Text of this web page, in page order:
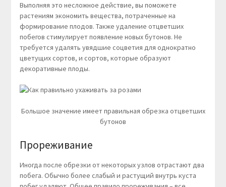
Выполняя это несложное действие, вы поможете
растениям экономить вещества, потраченные на
формирование плодов. Также удаление отцветших
побегов стимулирует появление новых бутонов. Не
требуется удалять увядшие соцветия для однократно
цветущих сортов, и сортов, которые образуют
декоративные плоды.
Большое значение имеет правильная обрезка отцветших
бутонов
Прореживание
Иногда после обрезки от некоторых узлов отрастают два
побега. Обычно более слабый и растущий внутрь куста